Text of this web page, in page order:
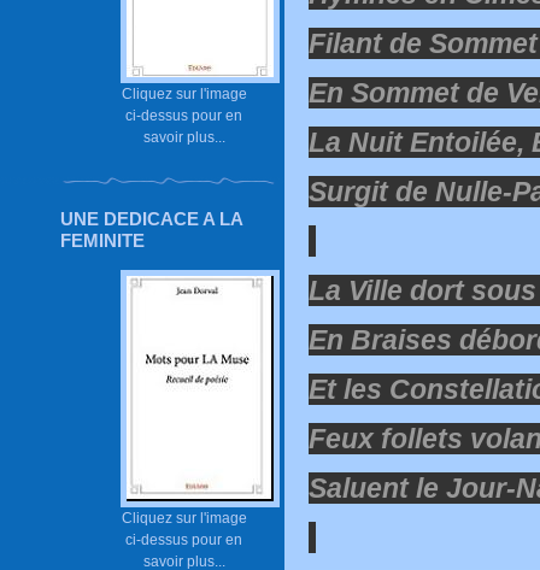
Cliquez sur l'image
ci-dessus pour en
savoir plus...
UNE DEDICACE A LA
FEMINITE
Cliquez sur l'image
ci-dessus pour en
savoir plus...
Filant de
En Sommet de
La Nuit Entoilée,
Surgit de Nulle-
La Ville dort
En Braises
Et les
Feux follets
Saluent le Jour-